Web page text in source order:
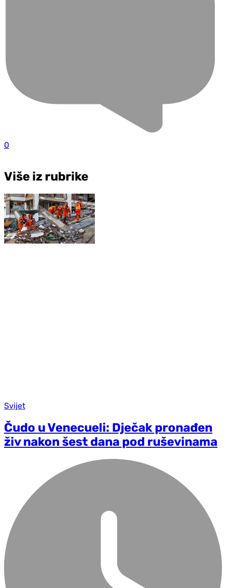
0
Više iz rubrike
Svijet
Čudo u Venecueli: Dječak pronađen
živ nakon šest dana pod ruševinama